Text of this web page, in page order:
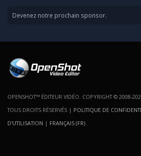
Devenez notre prochain sponsor.
OPENSHOT™ ÉDITEUR VIDÉO. COPYRIGHT © 2008-
TOUS DROITS RÉSERVÉS | POLITIQUE DE
D'UTILISATION | FRANÇAIS (FR)